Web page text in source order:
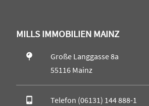
MILLS IMMOBILIEN MAINZ
Große Langgasse 8a
55116 Mainz
Telefon (06131) 144 888-1